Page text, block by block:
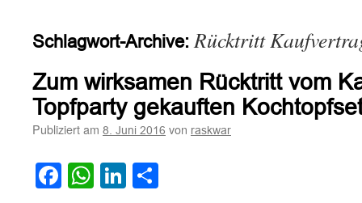
springen
Schlagwort-Archive:Rücktritt
Zum wirksamen Rücktritt vom
Topfparty gekauften
Publiziert am 8. Juni 2016 von raskwar
Facebook
WhatsApp
LinkedIn